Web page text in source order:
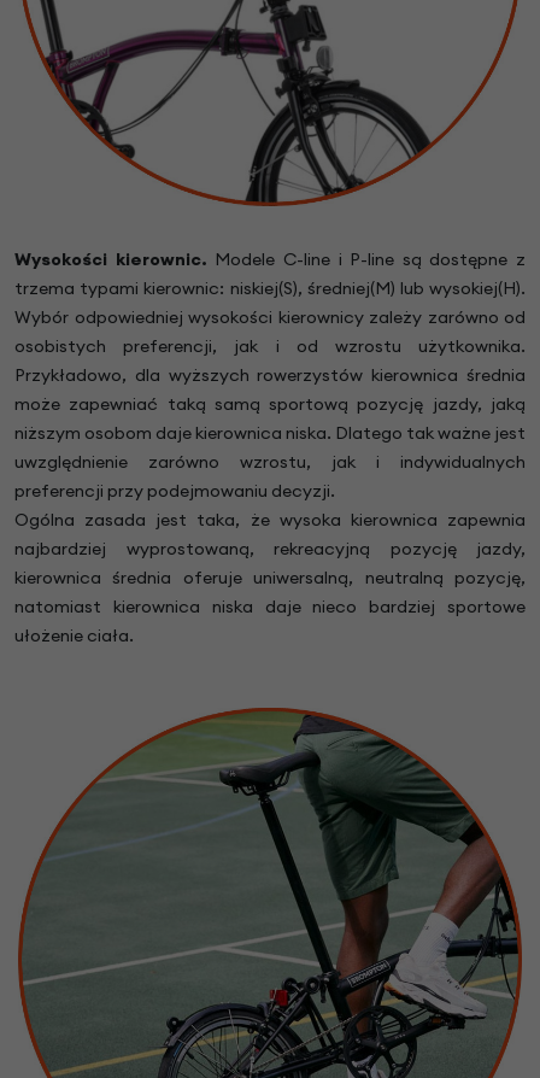
Wysokości kierownic. Modele C-line i P-line są dostępne z
trzema typami kierownic: niskiej(S), średniej(M) lub wysokiej(H).
Wybór odpowiedniej wysokości kierownicy zależy zarówno od
osobistych preferencji, jak i od wzrostu użytkownika.
Przykładowo, dla wyższych rowerzystów kierownica średnia
może zapewniać taką samą sportową pozycję jazdy, jaką
niższym osobom daje kierownica niska. Dlatego tak ważne jest
uwzględnienie zarówno wzrostu, jak i indywidualnych
preferencji przy podejmowaniu decyzji.
Ogólna zasada jest taka, że wysoka kierownica zapewnia
najbardziej wyprostowaną, rekreacyjną pozycję jazdy,
kierownica średnia oferuje uniwersalną, neutralną pozycję,
natomiast kierownica niska daje nieco bardziej sportowe
ułożenie ciała.